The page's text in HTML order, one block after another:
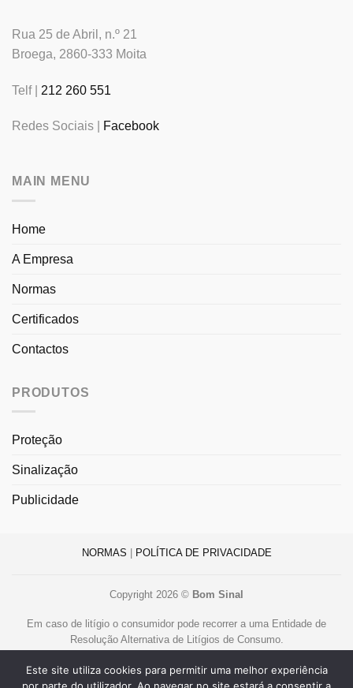
Rua 25 de Abril, n.º 21
Broega, 2860-333 Moita
Telf | 212 260 551
Redes Sociais | Facebook
MAIN MENU
Home
A Empresa
Normas
Certificados
Contactos
PRODUTOS
Proteção
Sinalização
Publicidade
NORMAS POLÍTICA DE PRIVACIDADE
Copyright 2026 © Bom Sinal
Em caso de litígio o consumidor pode recorrer a uma Entidade de
Resolução Alternativa de Litígios de Consumo.
www.centroarbitragemlisboa.pt.
Este site utiliza cookies para permitir uma melhor experiência